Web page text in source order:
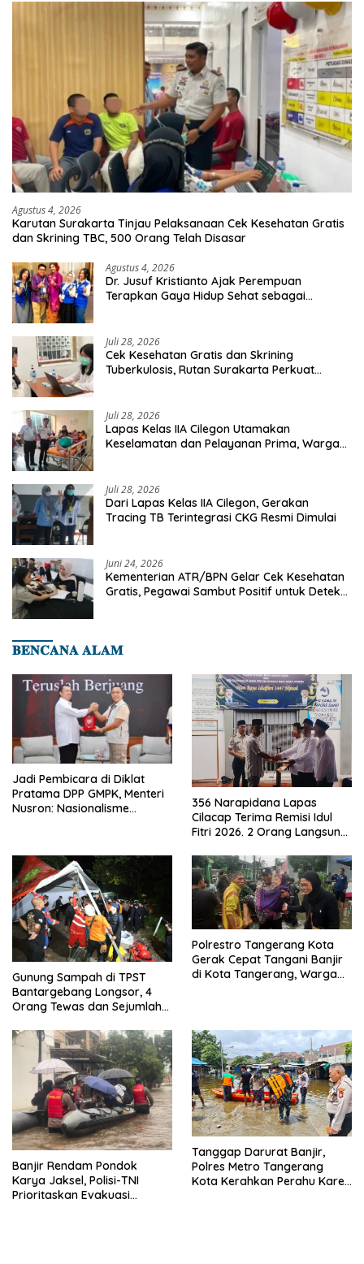
Agustus 4, 2026
Karutan Surakarta Tinjau Pelaksanaan Cek Kesehatan Gratis
dan Skrining TBC, 500 Orang Telah Disasar
Agustus 4, 2026
Dr. Jusuf Kristianto Ajak Perempuan
Terapkan Gaya Hidup Sehat sebagai
Juli 28, 2026
Cek Kesehatan Gratis dan Skrining
Tuberkulosis, Rutan Surakarta Perkuat
Juli 28, 2026
Lapas Kelas IIA Cilegon Utamakan
Keselamatan dan Pelayanan Prima, Warga
Juli 28, 2026
Dari Lapas Kelas IIA Cilegon, Gerakan
Tracing TB Terintegrasi CKG Resmi Dimulai
Juni 24, 2026
Kementerian ATR/BPN Gelar Cek Kesehatan
Gratis, Pegawai Sambut Positif untuk Deteksi
𝐁𝐄𝐍𝐂𝐀𝐍𝐀 𝐀𝐋𝐀𝐌
Jadi Pembicara di Diklat
Pratama DPP GMPK, Menteri
Nusron: Nasionalisme
356 Narapidana Lapas
Cilacap Terima Remisi Idul
Fitri 2026. 2 Orang Langsung
Gunung Sampah di TPST
Bantargebang Longsor, 4
Orang Tewas dan Sejumlah
Polrestro Tangerang Kota
Gerak Cepat Tangani Banjir
di Kota Tangerang, Warga
Banjir Rendam Pondok
Karya Jaksel, Polisi-TNI
Prioritaskan Evakuasi
Tanggap Darurat Banjir,
Polres Metro Tangerang
Kota Kerahkan Perahu Karet